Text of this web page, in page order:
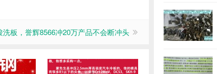
洗板，誉辉8566冲20万产品不会断冲头